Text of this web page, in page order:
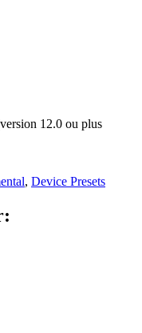
12.0 ou plus
, Device Presets